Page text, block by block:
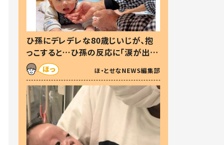
ひ孫にデレデレな80歳じいじが、抱
っこすると…ひ孫の反応に「涙が出ま
した」「可愛くて仕方ない」
ほ・とせなNEWS編集部